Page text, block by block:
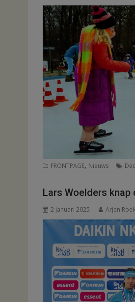
FRONTPAGE, Nieuws
Lars Woelders
2 januari 2025 Arjen